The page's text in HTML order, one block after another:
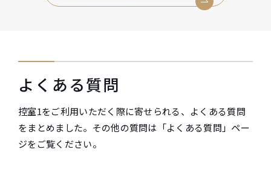
よくある質問
控室1をご利用いただく際に寄せられる、よくある質問
をまとめました。その他の質問は「よくある質問」ペー
ジをご覧ください。